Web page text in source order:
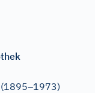
(1895–1973)